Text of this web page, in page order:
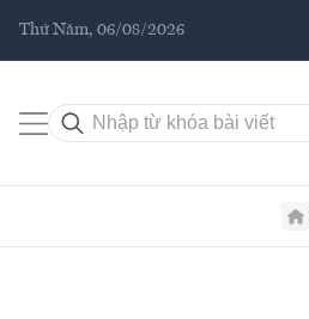
Thứ Năm, 06/08/2026